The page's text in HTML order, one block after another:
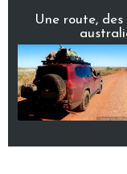
Une route,